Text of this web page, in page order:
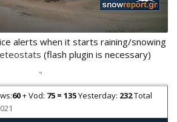
alerts when it starts raining/snowing
(flash plugin is necessary)
60+ Vod: 75 = 135Yesterday: 232Total